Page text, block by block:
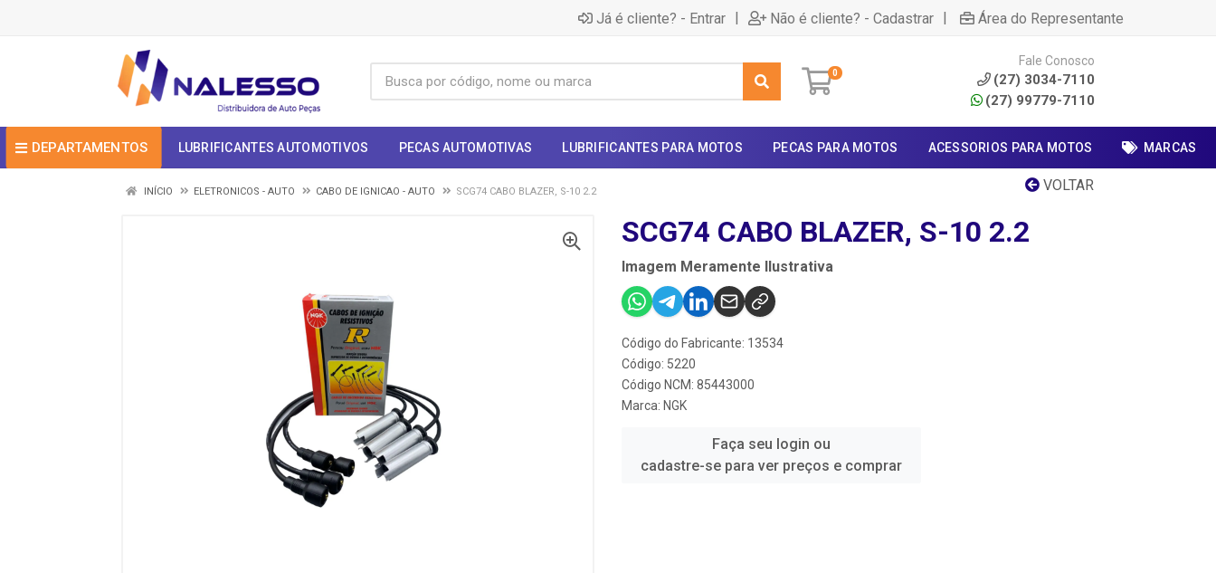
Já é cliente? - Entrar | Não é cliente? - Cadastrar | Área do Representante
0
Fale Conosco
(27) 3034-7110
(27) 99779-7110
DEPARTAMENTOS LUBRIFICANTES AUTOMOTIVOS PECAS AUTOMOTIVAS LUBRIFICANTES PARA MOTOS PECAS PARA MOTOS ACESSORIOS PARA MOTOS MARCAS
VOLTAR
INÍCIO ELETRONICOS - AUTO CABO DE IGNICAO - AUTO SCG74 CABO BLAZER, S-10 2.2
SCG74 CABO BLAZER, S-10 2.2
Imagem Meramente Ilustrativa
Código do Fabricante: 13534
Código: 5220
Código NCM: 85443000
Marca: NGK
Faça seu login ou
cadastre-se para ver preços e comprar